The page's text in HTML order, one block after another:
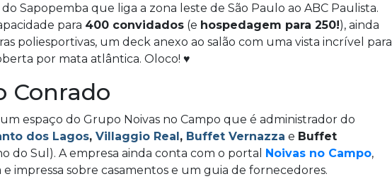
Sapopemba que liga a zona leste de São Paulo ao ABC Paulista.
para 400 convidados (e hospedagem para 250!), ainda
poliesportivas, um deck anexo ao salão com uma vista incrível para
por mata atlântica. Oloco! ♥
Conrado
um espaço do Grupo Noivas no Campo que é administrador do
dos Lagos, Villaggio Real, Buffet Vernazza e Buffet
do Sul). A empresa ainda conta com o portal Noivas no Campo,
impressa sobre casamentos e um guia de fornecedores.